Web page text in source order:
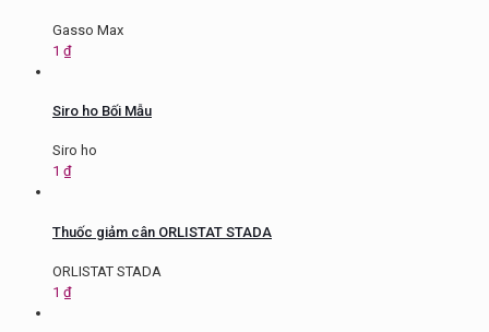
Gasso Max
1 ₫
Siro ho Bối Mẫu
Siro ho
1 ₫
Thuốc giảm cân ORLISTAT STADA
ORLISTAT STADA
1 ₫